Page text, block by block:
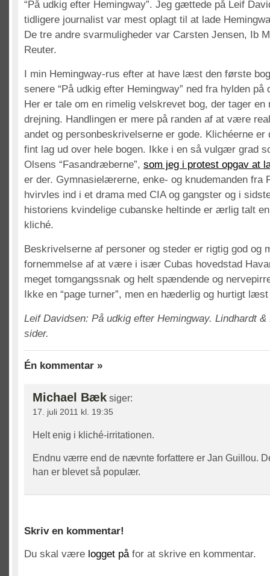
“På udkig efter Hemingway”. Jeg gættede på Leif
tidligere journalist var mest oplagt til at lade
De tre andre svarmuligheder var Carsten Jensen, Ib
Reuter.
I min Hemingway-rus efter at have læst den første
senere “På udkig efter Hemingway” ned fra hylden på
Her er tale om en rimelig velskrevet bog, der tager en
drejning. Handlingen er mere på randen af at være
andet og personbeskrivelserne er gode. Klichéerne
fint lag ud over hele bogen. Ikke i en så vulgær grad
Olsens “Fasandræberne”, som jeg i protest opgav at
er der. Gymnasielærerne, enke- og knudemanden fra
hvirvles ind i et drama med CIA og gangster og i
historiens kvindelige cubanske heltinde er ærlig talt
kliché.
Beskrivelserne af personer og steder er rigtig god og
fornemmelse af at være i især Cubas hovedstad
meget tomgangssnak og helt spændende og
Ikke en “page turner”, men en hæderlig og hurtigt
Leif Davidsen: På udkig efter Hemingway. Lindhardt &
sider.
Én kommentar »
Michael Bæk siger:
17. juli 2011 kl. 19:35
Helt enig i kliché-irritationen.
Endnu værre end de nævnte forfattere er Jan Guillou.
han er blevet så populær.
Skriv en kommentar!
Du skal være logget påfor at skrive en kommentar.